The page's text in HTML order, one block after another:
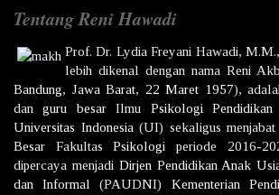
Tentang Reni Hawadi
Prof. Dr. Lydia Freyani Hawadi,
lebih dikenal dengan nama Reni
Bandung, Jawa Barat, 22 Maret 1957),
danguru besarIlmu Psikologi Pendidikan
Universitas Indonesia(UI) sekaligus
Besar FakultasPsikologi periode 2016-
dipercaya menjadi Dirjen Pendidikan Anak
dan Informal (PAUDNI) Kementerian